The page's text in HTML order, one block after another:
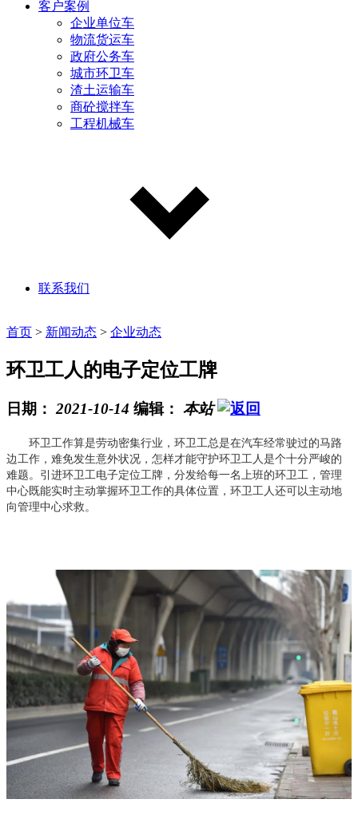
客户案例
企业单位车
物流货运车
政府公务车
城市环卫车
渣土运输车
商砼搅拌车
工程机械车
联系我们
首页 > 新闻动态 > 企业动态
环卫工人的电子定位工牌
日期： 2021-10-14 编辑： 本站
环卫工作算是劳动密集行业，环卫工总是在汽车经常驶过的马路
边工作，难免发生意外状况，怎样才能守护环卫工人是个十分严峻的
难题。引进环卫工电子定位工牌，分发给每一名上班的环卫工，管理
中心既能实时主动掌握环卫工作的具体位置，环卫工人还可以主动地
向管理中心求救。